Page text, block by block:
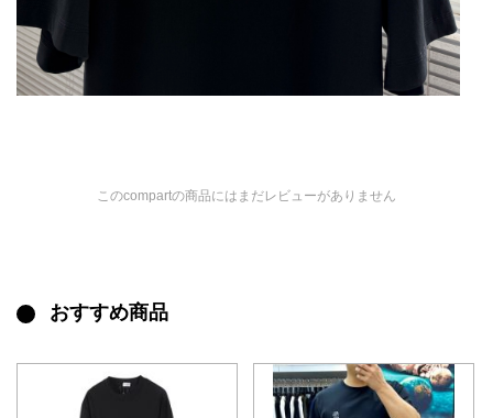
このcompartの商品にはまだレビューがありません
おすすめ商品